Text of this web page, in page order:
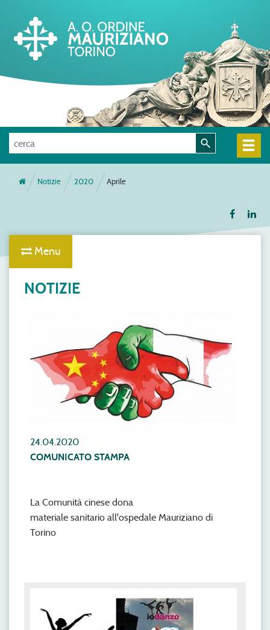
Notizie 2020 Aprile
Menu
NOTIZIE
24.04.2020
COMUNICATO STAMPA
La Comunità cinese dona
materiale sanitario all'ospedale Mauriziano di
Torino